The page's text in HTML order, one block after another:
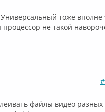
тоже вполне
процессор не такой
файлы видео разных